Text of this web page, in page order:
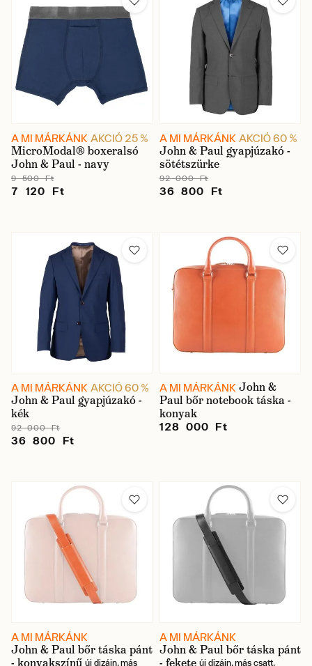
A MI MÁRKÁNK AKCIÓ 25 %
MicroModal® boxeralsó
John & Paul - navy
9 500 Ft
7 120 Ft
A MI MÁRKÁNK AKCIÓ 60 %
John & Paul gyapjúzakó -
sötétszürke
92 000 Ft
36 800 Ft
A MI MÁRKÁNK AKCIÓ 60 %
John & Paul gyapjúzakó -
kék
92 000 Ft
36 800 Ft
A MI MÁRKÁNK John &
Paul bőr notebook táska -
konyak
128 000 Ft
A MI MÁRKÁNK
John & Paul bőr táska pánt
- konyakszínű új dizájn, más
A MI MÁRKÁNK
John & Paul bőr táska pánt
- fekete új dizájn, más csatt,